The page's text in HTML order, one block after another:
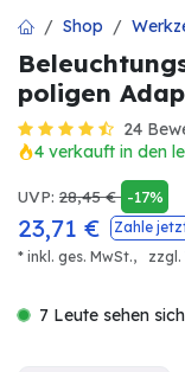
Shop
poligen
24
4 verkauft in den
UVP: 28,45€ -17%
23,71 € Zahle
* inkl. ges. MwSt.,
zzgl.
7 Leute sehen